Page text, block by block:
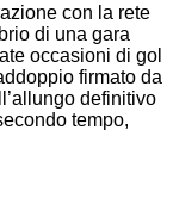
con la rete
di una gara
occasioni di gol
firmato da
definitivo
tempo,